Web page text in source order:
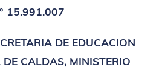
15.991.007
DE EDUCACION
CALDAS, MINISTERIO